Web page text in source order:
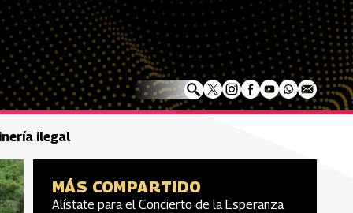
ilegal
MÁS COMPARTIDO
Alístate para el Concierto de la Esperanza